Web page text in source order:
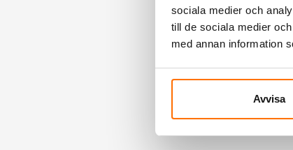
sociala medier och
till de sociala medier
med annan information
Avvisa